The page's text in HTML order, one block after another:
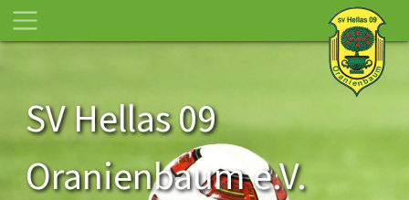
SV Hellas 09
Oranienbaum e.V.